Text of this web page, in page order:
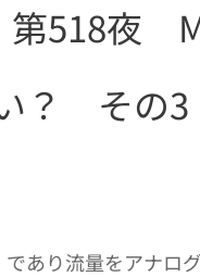
518夜
？ その3
であり流量をアナロ